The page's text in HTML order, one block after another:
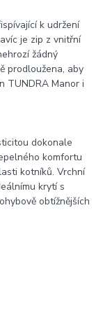
k udržení
je zip z vnitřní
žádný
prodloužena, aby
TUNDRA Manor i
dokonale
komfortu
kotníků. Vrchní
krytí s
obtížnějších